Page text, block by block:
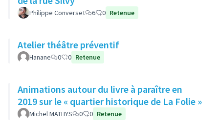
Philippe Converset 6 0 Retenue
Atelier théâtre préventif
Hanane 0 0 Retenue
Animations autour du livre à paraître en
2019 sur le « quartier historique de La Folie »
Michel MATHYS 0 0 Retenue